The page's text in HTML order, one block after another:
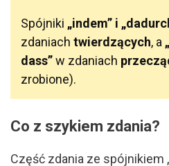
Spójniki „indem” i
zdaniach twierdzących, a
dass”w zdaniach
zrobione).
Co z szykiem zdania?
Część zdania ze spójnikiem